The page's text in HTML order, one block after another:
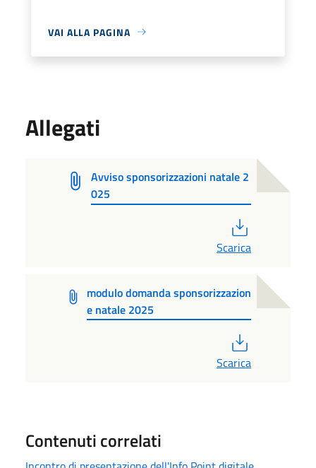
VAI ALLA PAGINA
Allegati
Avviso sponsorizzazioni natale 2
025
Scarica
modulo domanda sponsorizzazion
e natale 2025
Scarica
Contenuti correlati